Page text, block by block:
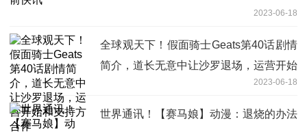
2023-06-18
全球观天下！假面骑士Geats第40话剧情
简介，道长无意中让沙罗退场，运营开始
2023-06-18
世界通讯！【赛马娘】动漫：退烧的办法